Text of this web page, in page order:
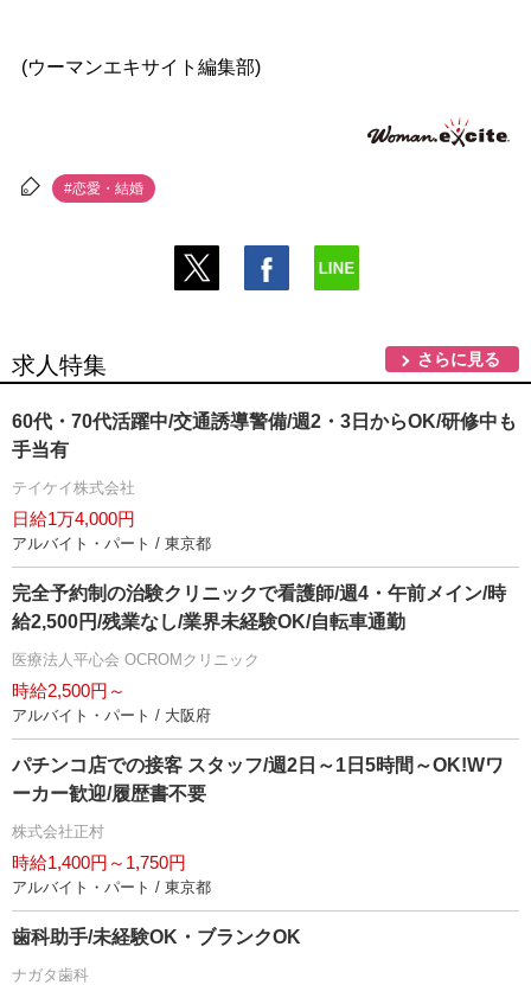
(ウーマンエキサイト編集部)
#恋愛・結婚
求人特集 さらに見る
60代・70代活躍中/交通誘導警備/週2・3日からOK/研修中も
手当有
テイケイ株式会社
日給1万4,000円
アルバイト・パート / 東京都
完全予約制の治験クリニックで看護師/週4・午前メイン/時
給2,500円/残業なし/業界未経験OK/自転車通勤
医療法人平心会 OCROMクリニック
時給2,500円～
アルバイト・パート / 大阪府
パチンコ店での接客 スタッフ/週2日～1日5時間～OK!Wワ
ーカー歓迎/履歴書不要
株式会社正村
時給1,400円～1,750円
アルバイト・パート / 東京都
歯科助手/未経験OK・ブランクOK
ナガタ歯科